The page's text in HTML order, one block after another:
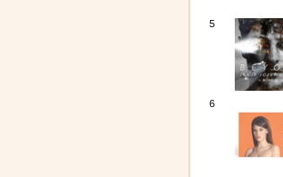
5
6